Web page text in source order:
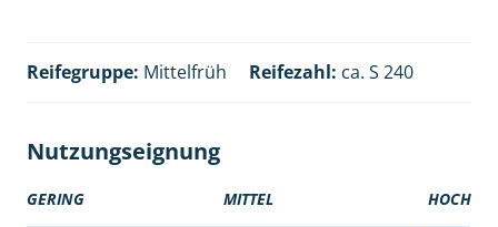
Reifegruppe: Mittelfrüh Reifezahl: ca. S 240
Nutzungseignung
GERING MITTEL HOCH